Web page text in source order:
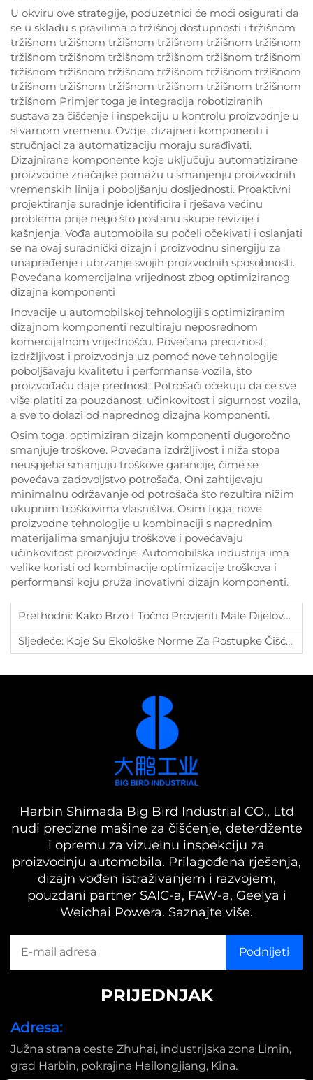
U okviru ove strategije, poduzetnici će moći osigurati da
se u skladu s pravilima o tržišnoj dostupnosti i tržišnom
tržišnom tržišnom tržišnom tržišnom tržišnom tržišnom
tržišnom tržišnom tržišnom tržišnom tržišnom tržišnom
tržišnom tržišnom tržišnom tržišnom tržišnom tržišnom
tržišnom tržišnom tržišnom tržišnom tržišnom tržišnom
tržišnom Primjer toga je integracija robotiziranih
sustava za čišćenje i inspekciju u kontrolu proizvodnje u
stvarnom vremenu. Ovdje, dizajneri komponenti i
stručnjaci za automatizaciju moraju surađivati.
Dizajnirane komponente koje uključuju automatizirane
proizvodne značajke pomažu u smanjenju proizvodnih
vremenskih linija i poboljšanju dosljednosti. Proaktivni
projektiranje suradnje identificira i rješava većinu
problema prije nego što postanu skupe revizije i
kašnjenja. Vođa automobila su počeli očekivati i oslanjati
se na ovaj suradnički dizajn i proizvodnu sinergiju za
unapređenje i ubrzanje svojih proizvodnih sposobnosti.
Povećana komercijalna vrijednost zbog optimiziranog
dizajna komponenti
Inovacije u automobilskoj tehnologiji s optimiziranim
dizajnom komponenti rezultiraju neposrednom
komercijalnom vrijednošću. Povećana preciznost,
izdržljivost i proizvodnja uz pomoć nove tehnologije
poboljšavaju kvalitetu i performanse vozila, što
proizvođaču daje prednost. Potrošači očekuju da će sve
više platiti za pouzdanost, učinkovitost i sigurnost vozila,
a sve to dolazi od naprednog dizajna komponenti.
Osim toga, optimiziran dizajn komponenti dugoročno
smanjuje troškove. Povećana izdržljivost i niža stopa
neuspjeha smanjuju troškove garancije, čime se
povećava zadovoljstvo potrošača. Oni zahtijevaju
minimalnu održavanje od potrošača što rezultira nižim
ukupnim troškovima vlasništva. Osim toga, nove
proizvodne tehnologije u kombinaciji s naprednim
materijalima smanjuju troškove i povećavaju
učinkovitost proizvodnje. Automobilska industrija ima
velike koristi od kombinacije optimizacije troškova i
performansi koju pruža inovativni dizajn komponenti.
Prethodni: Kako Brzo I Točno Provjeriti Male Dijelove Automobila?
Sljedeće: Koje Su Ekološke Norme Za Postupke Čišćenja Dijelova?
Harbin Shimada Big Bird Industrial CO., Ltd
nudi precizne mašine za čišćenje, deterdžente
i opremu za vizuelnu inspekciju za
proizvodnju automobila. Prilagođena rješenja,
dizajn vođen istraživanjem i razvojem,
pouzdani partner SAIC-a, FAW-a, Geelya i
Weichai Powera. Saznajte više.
PRIJEDNJAK
Adresa:
Južna strana ceste Zhuhai, industrijska zona Limin,
grad Harbin, pokrajina Heilongjiang, Kina.